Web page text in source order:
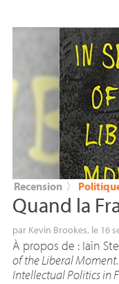
Recension 〉
Quand la
par Kevin Brookes, le 16
À propos de : Iain
of the Liberal
Intellectual Politics in